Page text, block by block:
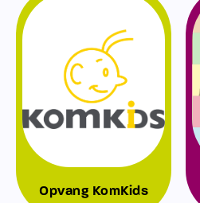
Opvang KomKids